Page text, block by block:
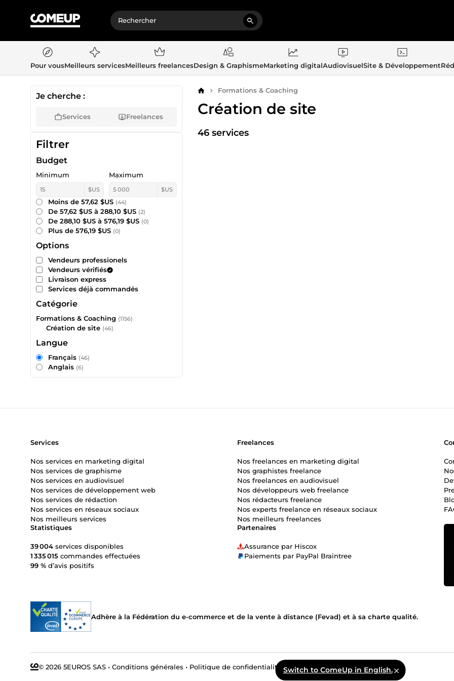
Pour vousMeilleurs servicesMeilleurs freelancesDesign & GraphismeMarketing digitalAudiovisuelSite & Développement
AccueilFormations & Coaching
Création de site
46 services
Je cherche :
Services Freelances
Filtrer
Budget
Minimum
$US
Maximum
$US
Moins de 57,62 $US (44)
De 57,62 $US à 288,10 $US (2)
De 288,10 $US à 576,19 $US (0)
Plus de 576,19 $US (0)
Options
Vendeurs professionels
Vendeurs vérifiés
Livraison express
Services déjà commandés
Catégorie
Formations & Coaching (1156)
Création de site (46)
Langue
Français (46)
Anglais (6)
Switch to ComeUp in English.
Partenaires
Assurance par Hiscox
Paiements par PayPal Braintree
Statistiques
39 004 services disponibles
1 335 015 commandes effectuées
99 % d’avis positifs
Services
Nos services en marketing digital
Nos services de graphisme
Nos services en audiovisuel
Nos services de développement web
Nos services de rédaction
Nos services en réseaux sociaux
Nos meilleurs services
Freelances
Nos freelances en marketing digital
Nos graphistes freelance
Nos freelances en audiovisuel
Nos développeurs web freelance
Nos rédacteurs freelance
Nos experts freelance en réseaux sociaux
Nos meilleurs freelances
Adhère à la Fédération du e-commerce et de la vente à distance (Fevad) et à sa charte qualité.
© 2026 5EUROS SAS • Conditions générales • Politique de confidentialité